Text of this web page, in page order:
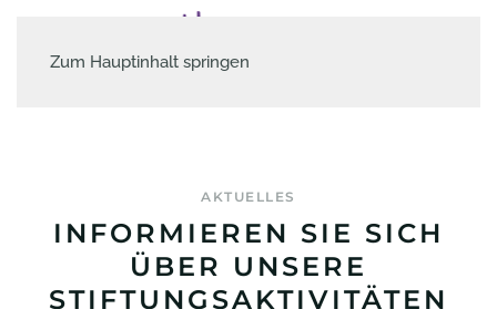
Zum Hauptinhalt springen
AKTUELLES
INFORMIEREN SIE SICH
ÜBER UNSERE
STIFTUNGSAKTIVITÄTEN